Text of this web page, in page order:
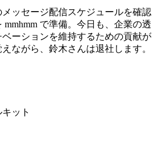
ッセージ配信スケジュールを確認
mmhmm で準備。今日も、企業の透
ーションを維持するための貢献が
ながら、鈴木さんは退社します。
ット